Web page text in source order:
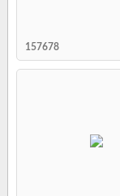
157678